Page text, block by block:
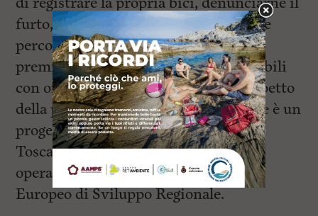
furto, tracciare modalità di trasporto e
percorsi dei cittadini iscritti,
premiandone comportamenti sostenibili
con offerte di vario tipo, tutto nel rispetto
della privacy individuale. Savemybike è un
progetto co-finanziato dalla Regione
Toscana all’interno del Programma
operativo regionale (Por) del Fondo
Europeo di Sviluppo Regionale.